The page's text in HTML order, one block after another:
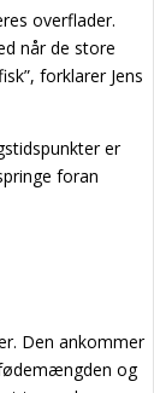
overflader.
når de store
forklarer Jens
er
foran
Den ankommer
og